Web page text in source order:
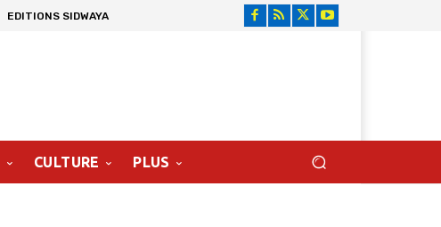
EDITIONS SIDWAYA
CULTURE PLUS